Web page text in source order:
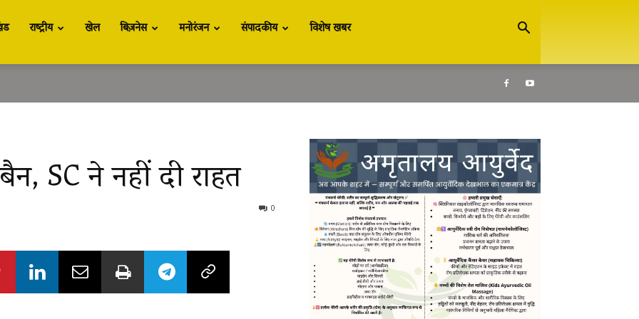
राष्ट्रीय खेल बिज़नेस मनोरंजन संपादकीय विशेष खबर
SC ने नहीं दी राहत
0